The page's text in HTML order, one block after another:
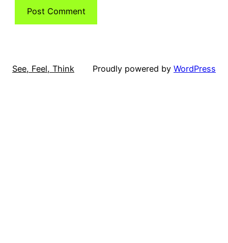
See, Feel, Think Proudly powered by WordPress